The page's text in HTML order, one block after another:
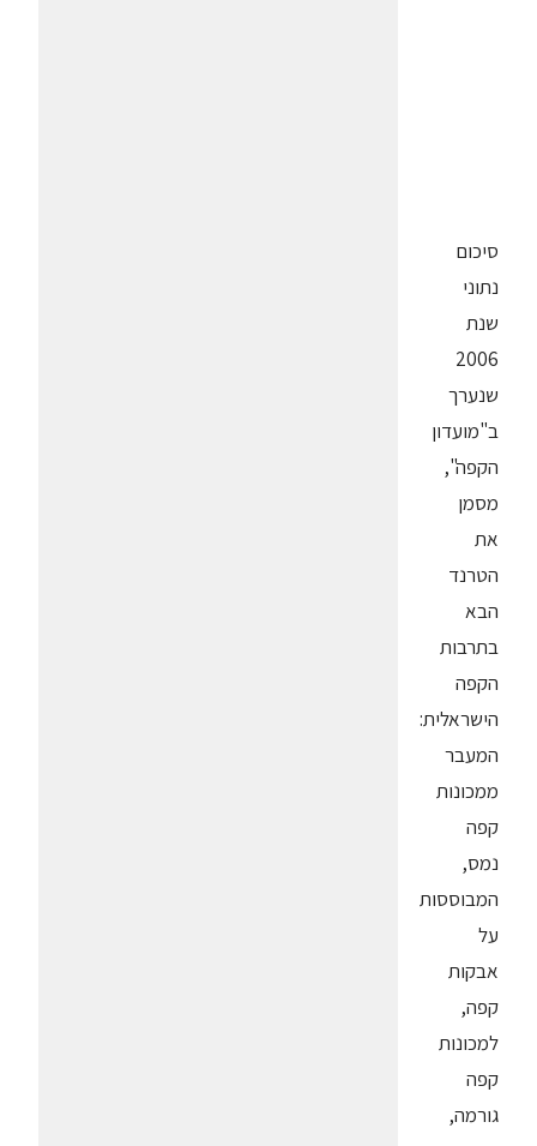
סיכום
נתוני
שנת
2006
שנערך
ב"מועדון
הקפה",
מסמן
את
הטרנד
הבא
בתרבות
הקפה
הישראלית:
המעבר
ממכונות
קפה
נמס,
המבוססות
על
אבקות
קפה,
למכונות
קפה
גורמה,